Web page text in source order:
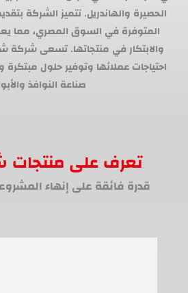
المتوفرة في السوق المصري، مما
والابتكار في منتجاتها. تسعى شركة
احتياجات عملائها وتوفير حلول
صناعة النوافذ
تعرف على منتجات
قدرة فائقة على إنهاء